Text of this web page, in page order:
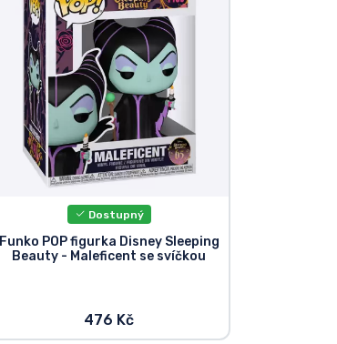
Dostupný
Funko POP figurka Disney Sleeping
Beauty - Maleficent se svíčkou
476 Kč